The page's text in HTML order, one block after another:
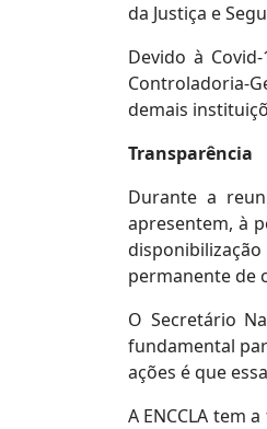
da Justiça e
Devido à
Controladoria-
demais
Transparência
Durante a
apresentem, à
permanente de
O Secretário
fundamental
ações é que
A ENCCLA tem